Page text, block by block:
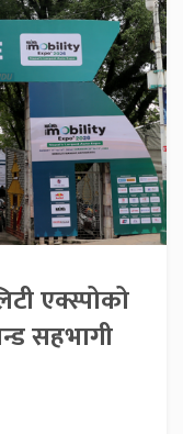
एक्स्पोको
सहभागी